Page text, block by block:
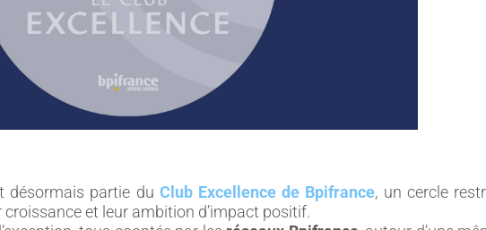
désormais partie du Club Excellence de Bpifrance, un cercle
et leur ambition d’impact positif.